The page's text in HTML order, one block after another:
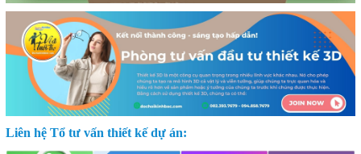
Liên hệ Tổ tư vấn thiết kế dự án: